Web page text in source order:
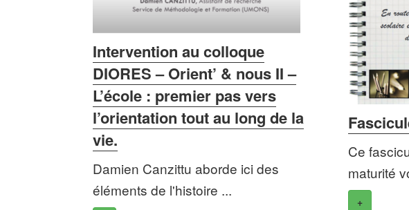
Intervention au colloque
DIORES – Orient’ & nous II –
L’école : premier pas vers
l’orientation tout au long de la
vie.
Damien Canzittu aborde ici des
éléments de l'histoire ...
Ce
maturité
+